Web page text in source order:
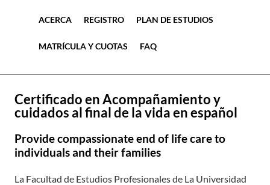
ACERCA REGISTRO PLAN DE ESTUDIOS
MATRÍCULA Y CUOTAS FAQ
Certificado en Acompañamiento y
cuidados al final de la vida en español
Provide compassionate end of life care to
individuals and their families
La Facultad de Estudios Profesionales de La Universidad